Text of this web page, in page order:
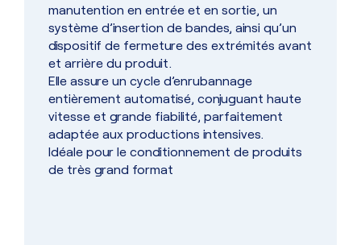
manutention en entrée et en sortie, un
système d’insertion de bandes, ainsi qu’un
dispositif de fermeture des extrémités avant
et arrière du produit.
Elle assure un cycle d’enrubannage
entièrement automatisé, conjuguant haute
vitesse et grande fiabilité, parfaitement
adaptée aux productions intensives.
Idéale pour le conditionnement de produits
de très grand format